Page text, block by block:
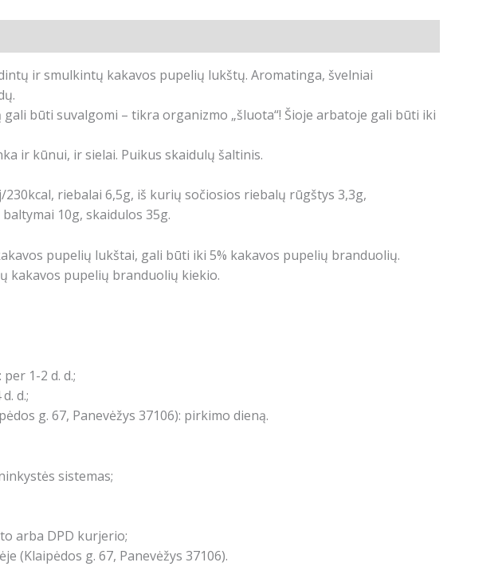
ir smulkintų kakavos pupelių lukštų. Aromatinga, švelniai
būti suvalgomi – tikra organizmo „šluota“! Šioje arbatoje gali būti iki
ir kūnui, ir sielai. Puikus skaidulų šaltinis.
230kcal, riebalai 6,5g, iš kurių sočiosios riebalų rūgštys 3,3g,
10g, skaidulos 35g.
pupelių lukštai, gali būti iki 5% kakavos pupelių branduolių.
kakavos pupelių branduolių kiekio.
1-2 d. d.;
d.;
g. 67, Panevėžys 37106): pirkimo dieną.
sistemas;
arba DPD kurjerio;
(Klaipėdos g. 67, Panevėžys 37106).